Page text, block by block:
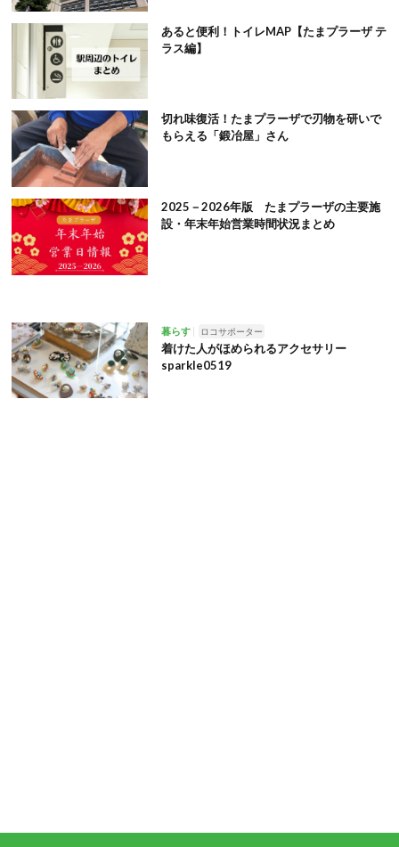
あると便利！トイレMAP【たまプラーザ テ
ラス編】
切れ味復活！たまプラーザで刃物を研いで
もらえる「鍛冶屋」さん
2025－2026年版 たまプラーザの主要施
設・年末年始営業時間状況まとめ
暮らす ロコサポーター
着けた人がほめられるアクセサリー
sparkle0519